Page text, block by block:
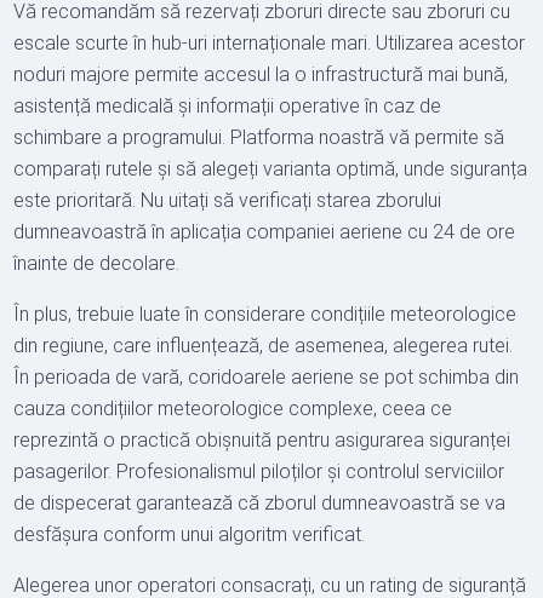
Vă recomandăm să rezervați zboruri directe sau zboruri cu
escale scurte în hub-uri internaționale mari. Utilizarea acestor
noduri majore permite accesul la o infrastructură mai bună,
asistență medicală și informații operative în caz de
schimbare a programului. Platforma noastră vă permite să
comparați rutele și să alegeți varianta optimă, unde siguranța
este prioritară. Nu uitați să verificați starea zborului
dumneavoastră în aplicația companiei aeriene cu 24 de ore
înainte de decolare.
În plus, trebuie luate în considerare condițiile meteorologice
din regiune, care influențează, de asemenea, alegerea rutei.
În perioada de vară, coridoarele aeriene se pot schimba din
cauza condițiilor meteorologice complexe, ceea ce
reprezintă o practică obișnuită pentru asigurarea siguranței
pasagerilor. Profesionalismul piloților și controlul serviciilor
de dispecerat garantează că zborul dumneavoastră se va
desfășura conform unui algoritm verificat.
Alegerea unor operatori consacrați, cu un rating de siguranță